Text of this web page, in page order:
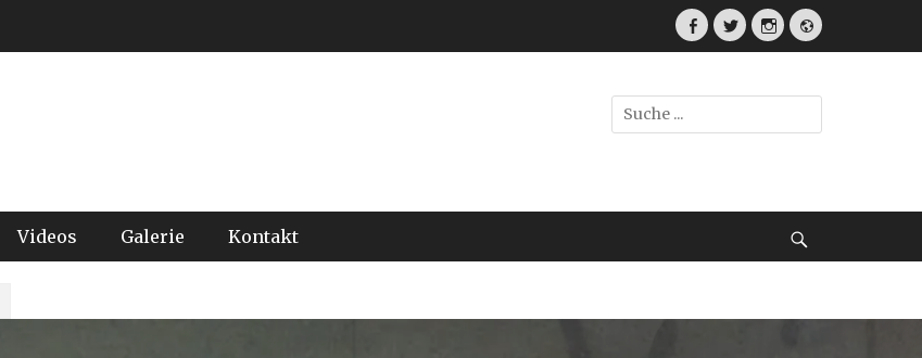
Facebook
TwitterInstagramWebseite
Suche
nach:
Videos Galerie Kontakt